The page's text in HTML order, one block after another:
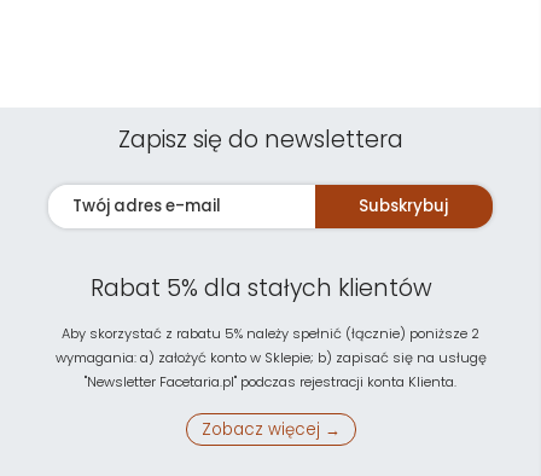
Zapisz się do newslettera
Subskrybuj
Rabat 5% dla stałych klientów
Aby skorzystać z rabatu 5% należy spełnić (łącznie) poniższe 2
wymagania: a) założyć konto w Sklepie; b) zapisać się na usługę
"Newsletter Facetaria.pl" podczas rejestracji konta Klienta.
Zobacz więcej →